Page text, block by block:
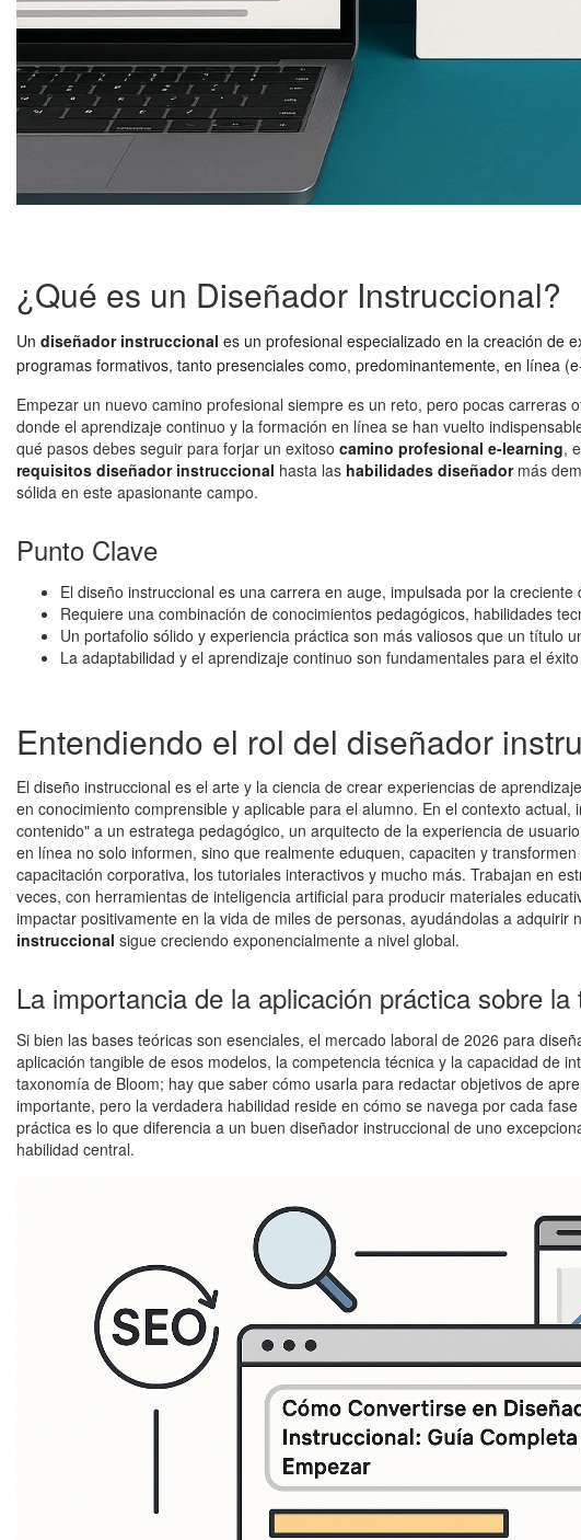
¿Qué es un Diseñador Instruccional?
Un diseñador instruccional es un profesional especializado en la creación de
programas formativos, tanto presenciales como, predominantemente, en línea
Empezar un nuevo camino profesional siempre es un reto, pero pocas
donde el aprendizaje continuo y la formación en línea se han vuelto
qué pasos debes seguir para forjar un exitoso camino profesional e-learning,
requisitos diseñador instruccional hasta las habilidades diseñadormás
sólida en este apasionante campo.
Punto Clave
El diseño instruccional es una carrera en auge, impulsada por la
Requiere una combinación de conocimientos pedagógicos, habilidades
Un portafolio sólido y experiencia práctica son más valiosos que un título
La adaptabilidad y el aprendizaje continuo son fundamentales para el
Entendiendo el rol del diseñador
El diseño instruccional es el arte y la ciencia de crear experiencias de
en conocimiento comprensible y aplicable para el alumno. En el contexto
contenido" a un estratega pedagógico, un arquitecto de la experiencia de
en línea no solo informen, sino que realmente eduquen, capaciten y
capacitación corporativa, los tutoriales interactivos y mucho más. Trabajan en
veces, con herramientas de inteligencia artificial para producir materiales
impactar positivamente en la vida de miles de personas, ayudándolas a
instruccional sigue creciendo exponencialmente a nivel global.
La importancia de la aplicación práctica sobre la
Si bien las bases teóricas son esenciales, el mercado laboral de 2026 para
aplicación tangible de esos modelos, la competencia técnica y la capacidad de
taxonomía de Bloom; hay que saber cómo usarla para redactar objetivos de
importante, pero la verdadera habilidad reside en cómo se navega por cada
práctica es lo que diferencia a un buen diseñador instruccional de uno
habilidad central.